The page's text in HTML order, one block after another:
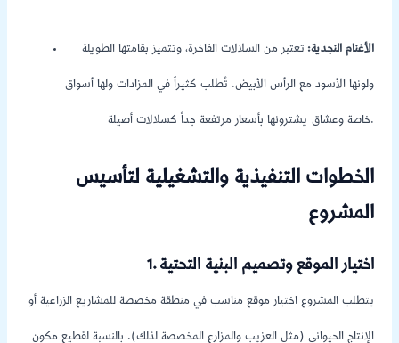
الأغنام النجدية: تعتبر من السلالات الفاخرة، وتتميز بقامتها الطويلة
ولونها الأسود مع الرأس الأبيض. تُطلب كثيراً في المزادات ولها أسواق
خاصة وعشاق يشترونها بأسعار مرتفعة جداً كسلالات أصيلة.
الخطوات التنفيذية والتشغيلية لتأسيس
المشروع
1. اختيار الموقع وتصميم البنية التحتية
يتطلب المشروع اختيار موقع مناسب في منطقة مخصصة للمشاريع الزراعية أو
الإنتاج الحيواني (مثل العزيب والمزارع المخصصة لذلك). بالنسبة لقطيع مكون